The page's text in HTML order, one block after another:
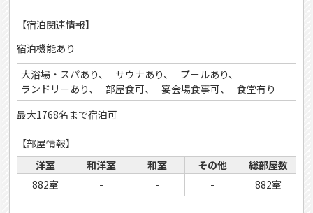
【宿泊関連情報】
宿泊機能あり
大浴場・スパあり
サウナあり
プールあり
ランドリーあり
部屋食可 宴会場食事可
食堂有り
最大1768名まで宿泊可
【部屋情報】
洋室
和洋室 和室 その他
総部屋数
882室
- - - 882室